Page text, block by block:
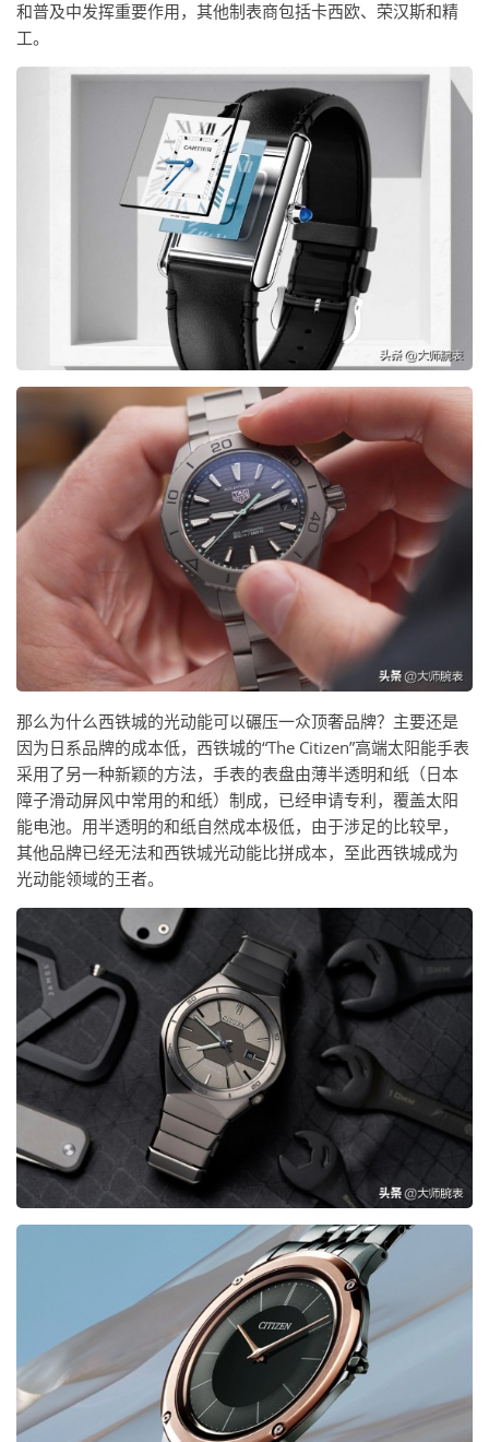
和普及中发挥重要作用，其他制表商包括卡西欧、荣汉斯和精
工。
那么为什么西铁城的光动能可以碾压一众顶奢品牌？主要还是
因为日系品牌的成本低，西铁城的“The Citizen”高端太阳能手表
采用了另一种新颖的方法，手表的表盘由薄半透明和纸（日本
障子滑动屏风中常用的和纸）制成，已经申请专利，覆盖太阳
能电池。用半透明的和纸自然成本极低，由于涉足的比较早，
其他品牌已经无法和西铁城光动能比拼成本，至此西铁城成为
光动能领域的王者。